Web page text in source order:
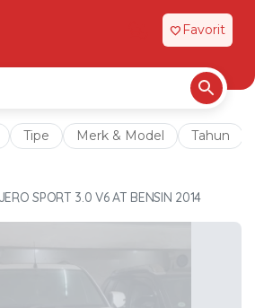
favorite Favorit
Tipe Merk & Model Tahun
SPORT 3.0 V6 AT BENSIN 2014